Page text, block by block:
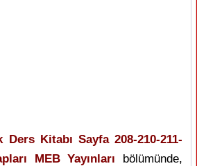
Ders Kitabı Sayfa 208-210-211-
MEB Yayınları bölümünde,